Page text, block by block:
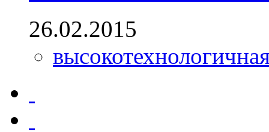
26.02.2015